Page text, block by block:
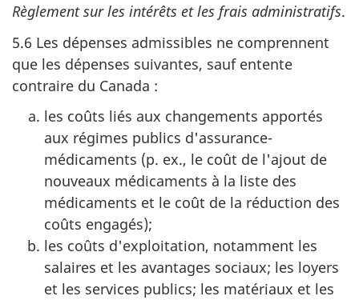
Règlement sur les intérêts et les frais administratifs.
5.6 Les dépenses admissibles ne comprennent
que les dépenses suivantes, sauf entente
contraire du Canada :
les coûts liés aux changements apportés
aux régimes publics d'assurance-
médicaments (p. ex., le coût de l'ajout de
nouveaux médicaments à la liste des
médicaments et le coût de la réduction des
coûts engagés);
les coûts d'exploitation, notamment les
salaires et les avantages sociaux; les loyers
et les services publics; les matériaux et les